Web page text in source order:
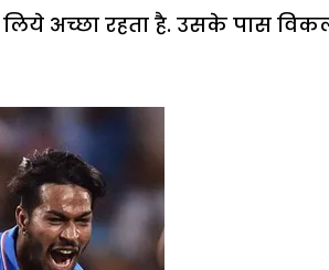
अच्छा रहता है. उसके पास